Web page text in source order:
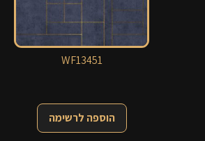
WF13451
הוספה לרשימה